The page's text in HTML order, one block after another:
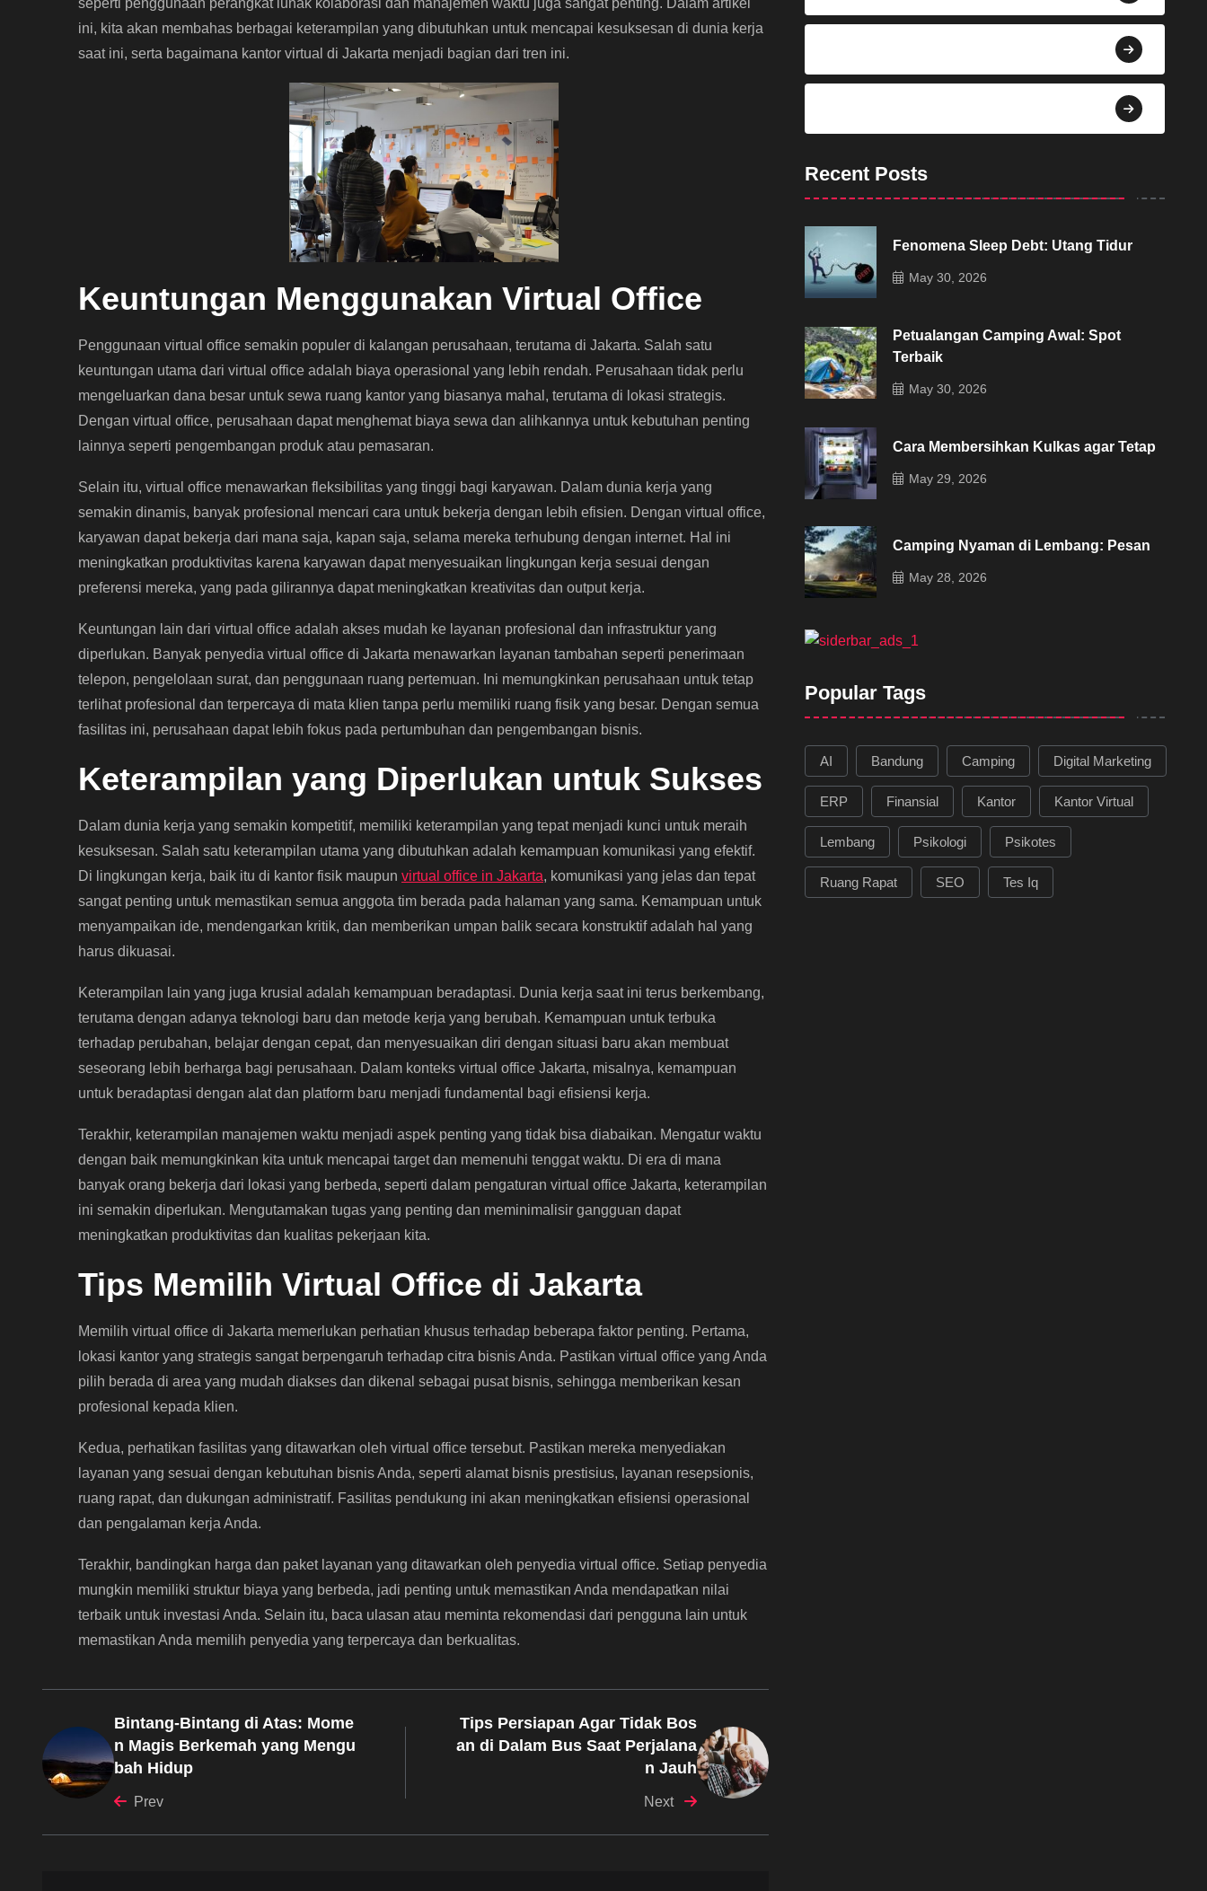
seperti penggunaan perangkat lunak kolaborasi dan manajemen waktu juga sangat penting. Dalam artikel
ini, kita akan membahas berbagai keterampilan yang dibutuhkan untuk mencapai kesuksesan di dunia kerja
saat ini, serta bagaimana kantor virtual di Jakarta menjadi bagian dari tren ini.
Keuntungan Menggunakan Virtual Office
Penggunaan virtual office semakin populer di kalangan perusahaan, terutama di Jakarta. Salah satu
keuntungan utama dari virtual office adalah biaya operasional yang lebih rendah. Perusahaan tidak perlu
mengeluarkan dana besar untuk sewa ruang kantor yang biasanya mahal, terutama di lokasi strategis.
Dengan virtual office, perusahaan dapat menghemat biaya sewa dan alihkannya untuk kebutuhan penting
lainnya seperti pengembangan produk atau pemasaran.
Selain itu, virtual office menawarkan fleksibilitas yang tinggi bagi karyawan. Dalam dunia kerja yang
semakin dinamis, banyak profesional mencari cara untuk bekerja dengan lebih efisien. Dengan virtual office,
karyawan dapat bekerja dari mana saja, kapan saja, selama mereka terhubung dengan internet. Hal ini
meningkatkan produktivitas karena karyawan dapat menyesuaikan lingkungan kerja sesuai dengan
preferensi mereka, yang pada gilirannya dapat meningkatkan kreativitas dan output kerja.
Keuntungan lain dari virtual office adalah akses mudah ke layanan profesional dan infrastruktur yang
diperlukan. Banyak penyedia virtual office di Jakarta menawarkan layanan tambahan seperti penerimaan
telepon, pengelolaan surat, dan penggunaan ruang pertemuan. Ini memungkinkan perusahaan untuk tetap
terlihat profesional dan terpercaya di mata klien tanpa perlu memiliki ruang fisik yang besar. Dengan semua
fasilitas ini, perusahaan dapat lebih fokus pada pertumbuhan dan pengembangan bisnis.
Keterampilan yang Diperlukan untuk Sukses
Dalam dunia kerja yang semakin kompetitif, memiliki keterampilan yang tepat menjadi kunci untuk meraih
kesuksesan. Salah satu keterampilan utama yang dibutuhkan adalah kemampuan komunikasi yang efektif.
Di lingkungan kerja, baik itu di kantor fisik maupun virtual office in Jakarta, komunikasi yang jelas dan tepat
sangat penting untuk memastikan semua anggota tim berada pada halaman yang sama. Kemampuan untuk
menyampaikan ide, mendengarkan kritik, dan memberikan umpan balik secara konstruktif adalah hal yang
harus dikuasai.
Keterampilan lain yang juga krusial adalah kemampuan beradaptasi. Dunia kerja saat ini terus berkembang,
terutama dengan adanya teknologi baru dan metode kerja yang berubah. Kemampuan untuk terbuka
terhadap perubahan, belajar dengan cepat, dan menyesuaikan diri dengan situasi baru akan membuat
seseorang lebih berharga bagi perusahaan. Dalam konteks virtual office Jakarta, misalnya, kemampuan
untuk beradaptasi dengan alat dan platform baru menjadi fundamental bagi efisiensi kerja.
Terakhir, keterampilan manajemen waktu menjadi aspek penting yang tidak bisa diabaikan. Mengatur waktu
dengan baik memungkinkan kita untuk mencapai target dan memenuhi tenggat waktu. Di era di mana
banyak orang bekerja dari lokasi yang berbeda, seperti dalam pengaturan virtual office Jakarta, keterampilan
ini semakin diperlukan. Mengutamakan tugas yang penting dan meminimalisir gangguan dapat
meningkatkan produktivitas dan kualitas pekerjaan kita.
Tips Memilih Virtual Office di Jakarta
Memilih virtual office di Jakarta memerlukan perhatian khusus terhadap beberapa faktor penting. Pertama,
lokasi kantor yang strategis sangat berpengaruh terhadap citra bisnis Anda. Pastikan virtual office yang Anda
pilih berada di area yang mudah diakses dan dikenal sebagai pusat bisnis, sehingga memberikan kesan
profesional kepada klien.
Kedua, perhatikan fasilitas yang ditawarkan oleh virtual office tersebut. Pastikan mereka menyediakan
layanan yang sesuai dengan kebutuhan bisnis Anda, seperti alamat bisnis prestisius, layanan resepsionis,
ruang rapat, dan dukungan administratif. Fasilitas pendukung ini akan meningkatkan efisiensi operasional
dan pengalaman kerja Anda.
Terakhir, bandingkan harga dan paket layanan yang ditawarkan oleh penyedia virtual office. Setiap penyedia
mungkin memiliki struktur biaya yang berbeda, jadi penting untuk memastikan Anda mendapatkan nilai
terbaik untuk investasi Anda. Selain itu, baca ulasan atau meminta rekomendasi dari pengguna lain untuk
memastikan Anda memilih penyedia yang terpercaya dan berkualitas.
Bintang-Bintang di Atas: Mome
n Magis Berkemah yang Mengu
bah Hidup
Prev
Tips Persiapan Agar Tidak Bos
an di Dalam Bus Saat Perjalana
n Jauh
Next
Recent Posts
Fenomena Sleep Debt: Utang Tidur
May 30, 2026
Petualangan Camping Awal: Spot
Terbaik
May 30, 2026
Cara Membersihkan Kulkas agar Tetap
May 29, 2026
Camping Nyaman di Lembang: Pesan
May 28, 2026
Popular Tags
AI Bandung Camping Digital Marketing
ERP Finansial Kantor Kantor Virtual
Lembang Psikologi Psikotes
Ruang Rapat SEO Tes Iq